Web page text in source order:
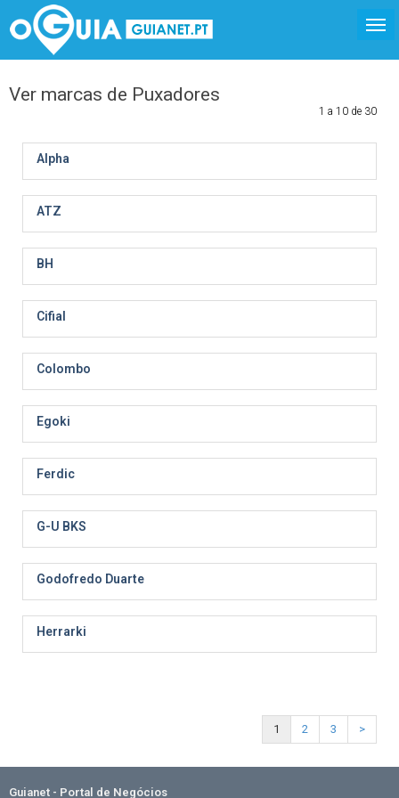
Ver marcas de Puxadores
1 a 10 de 30
Alpha
ATZ
BH
Cifial
Colombo
Egoki
Ferdic
G-U BKS
Godofredo Duarte
Herrarki
1 2 3 >
Guianet - Portal de Negócios